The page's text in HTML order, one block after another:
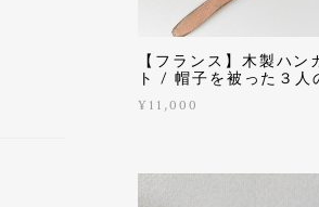
【フランス】木製ハン
ト / 帽子を被った３人
¥11,000